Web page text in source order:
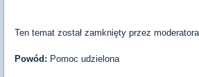
Ten temat został zamknięty przez
Powód: Pomoc udzielona